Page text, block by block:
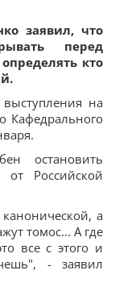
заявил, что
перед
кто
на
Кафедрального
остановить
от Российской
а
томос... А где
все с этого и
- заявил